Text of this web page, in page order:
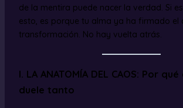
de la mentira puede nacer la verdad. Si
esto, es porque tu alma ya ha firmado el
transformación. No hay vuelta atrás.
I. LA ANATOMÍA DEL CAOS: Por
duele tanto